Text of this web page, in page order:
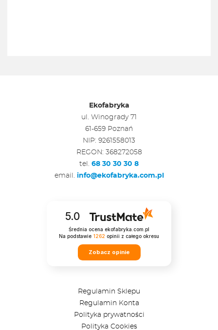
Ekofabryka
ul. Winogrady 71
61-659 Poznań
NIP: 9261558013
REGON: 368272058
tel. 68 30 30 30 8
email. info@ekofabryka.com.pl
5.0
Średnia ocena ekofabryka.com.pl
Na podstawie 1262 opinii z całego okresu
Zobacz opinie
Regulamin Sklepu
Regulamin Konta
Polityka prywatności
Polityka Cookies